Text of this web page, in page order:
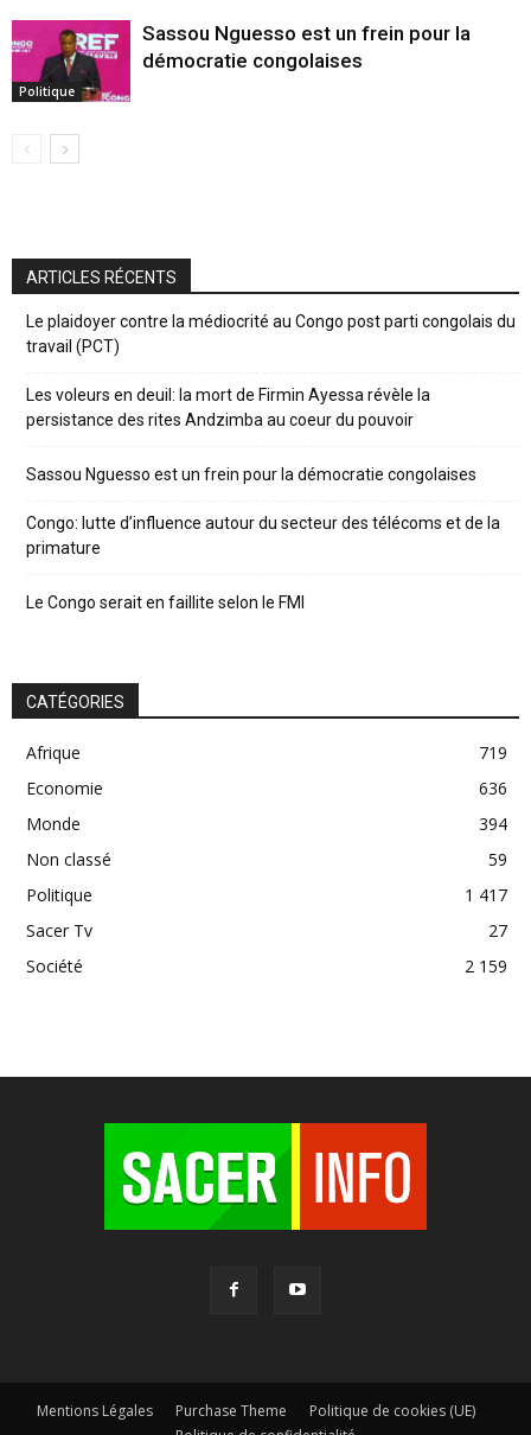
Politique
Sassou Nguesso est un frein pour la
démocratie congolaises
ARTICLES RÉCENTS
Le plaidoyer contre la médiocrité au Congo post parti congolais du
travail (PCT)
Les voleurs en deuil: la mort de Firmin Ayessa révèle la
persistance des rites Andzimba au coeur du pouvoir
Sassou Nguesso est un frein pour la démocratie congolaises
Congo: lutte d’influence autour du secteur des télécoms et de la
primature
Le Congo serait en faillite selon le FMI
CATÉGORIES
Afrique
719
Economie
636
Monde
394
Non classé
59
Politique
1 417
Sacer Tv
27
Société
2 159
Mentions Légales Purchase Theme
Politique de cookies (UE)